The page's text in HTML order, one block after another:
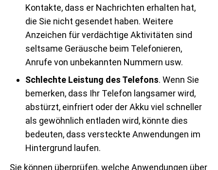
Kontakte, dass er Nachrichten erhalten hat,
die Sie nicht gesendet haben. Weitere
Anzeichen für verdächtige Aktivitäten sind
seltsame Geräusche beim Telefonieren,
Anrufe von unbekannten Nummern usw.
Schlechte Leistung des Telefons. Wenn Sie
bemerken, dass Ihr Telefon langsamer wird,
abstürzt, einfriert oder der Akku viel schneller
als gewöhnlich entladen wird, könnte dies
bedeuten, dass versteckte Anwendungen im
Hintergrund laufen.
Sie können überprüfen, welche Anwendungen über